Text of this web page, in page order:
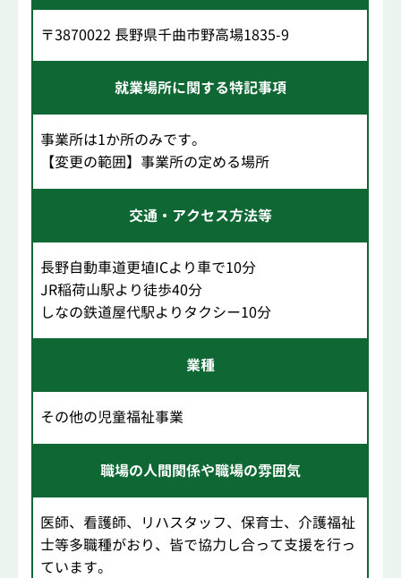
〒3870022 長野県千曲市野高場1835-9
就業場所に関する特記事項
事業所は1か所のみです。
【変更の範囲】事業所の定める場所
交通・アクセス方法等
長野自動車道更埴ICより車で10分
JR稲荷山駅より徒歩40分
しなの鉄道屋代駅よりタクシー10分
業種
その他の児童福祉事業
職場の人間関係や職場の雰囲気
医師、看護師、リハスタッフ、保育士、介護福祉
士等多職種がおり、皆で協力し合って支援を行っ
ています。